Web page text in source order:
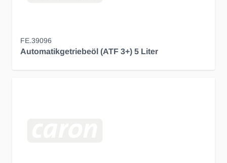
FE.39096
Automatikgetriebeöl (ATF 3+) 5 Liter